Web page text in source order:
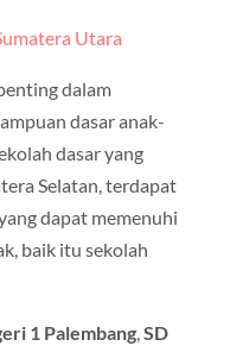
Utara
dalam
dasar anak-
dasar yang
Selatan, terdapat
dapat memenuhi
baik itu sekolah
1 Palembang,SD